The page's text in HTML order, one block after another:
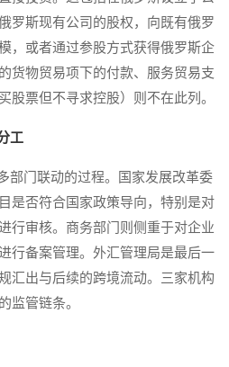
罗斯现有公司的股权，向既有俄罗
，或者通过参股方式获得俄罗斯企
货物贸易项下的付款、服务贸易支
股票但不寻求控股）则不在此列。
工
门联动的过程。国家发展改革委
是否符合国家政策导向，特别是对
行审核。商务部门则侧重于对企业
行备案管理。外汇管理局是最后一
汇出与后续的跨境流动。三家机构
监管链条。